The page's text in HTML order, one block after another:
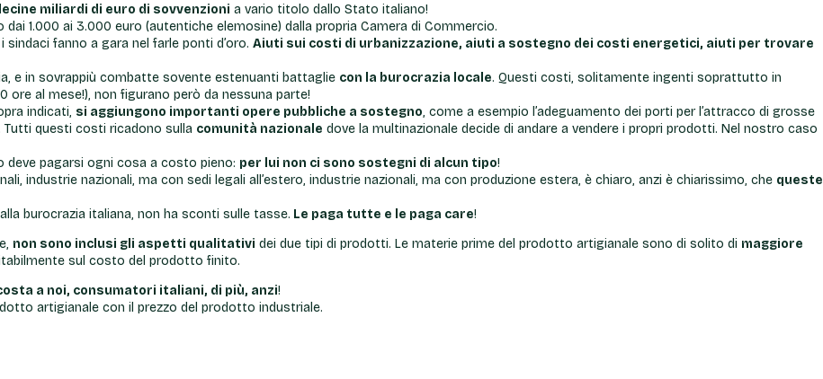
miliardi di euro di sovvenzioni a vario titolo dallo Stato italiano!
1.000 ai 3.000 euro (autentiche elemosine) dalla propria Camera di Commercio.
fanno a gara nel farle ponti d’oro. Aiuti sui costi di urbanizzazione, aiuti a sostegno dei costi energetici, aiuti per trovare
e in sovrappiù combatte sovente estenuanti battaglie con la burocrazia locale. Questi costi, solitamente ingenti soprattutto in
al mese!), non figurano però da nessuna parte!
indicati, si aggiungono importanti opere pubbliche a sostegno, come a esempio l’adeguamento dei porti per l’attracco di grosse
Tutti questi costi ricadono sulla comunità nazionale dove la multinazionale decide di andare a vendere i propri prodotti. Nel nostro caso
deve pagarsi ogni cosa a costo pieno: per lui non ci sono sostegni di alcun tipo!
industrie nazionali, ma con sedi legali all’estero, industrie nazionali, ma con produzione estera, è chiaro, anzi è chiarissimo, che queste
burocrazia italiana, non ha sconti sulle tasse. Le paga tutte e le paga care!
non sono inclusi gli aspetti qualitativi dei due tipi di prodotti. Le materie prime del prodotto artigianale sono di solito di maggiore
sul costo del prodotto finito.
a noi, consumatori italiani, di più, anzi!
artigianale con il prezzo del prodotto industriale.